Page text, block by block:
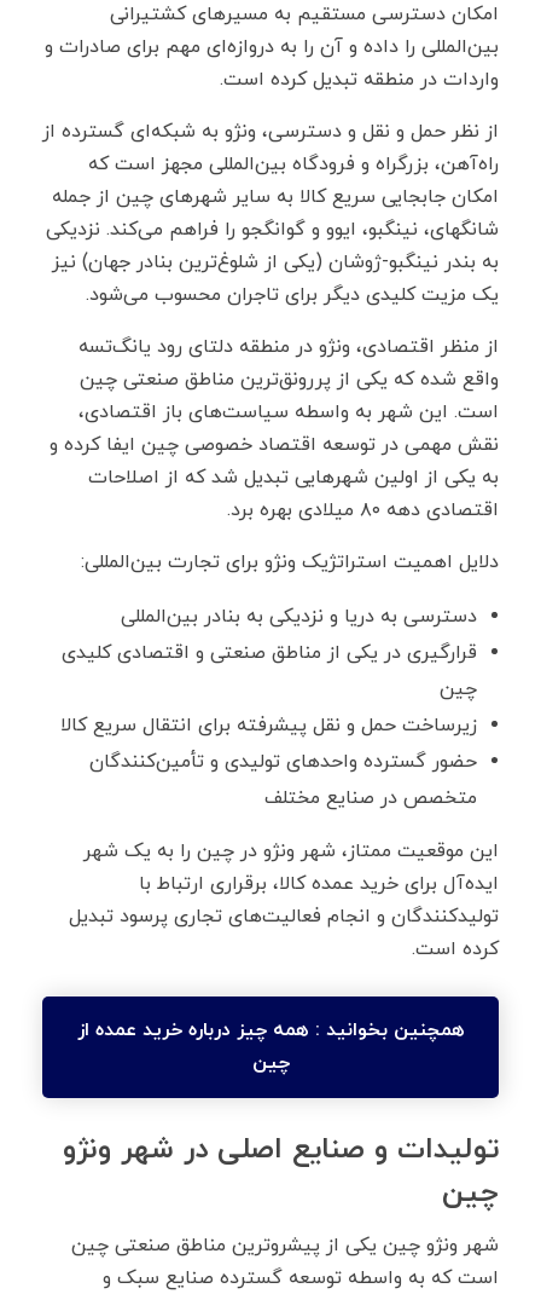
امکان دسترسی مستقیم به مسیرهای کشتیرانی
بین‌المللی را داده و آن را به دروازه‌ای مهم برای صادرات و
واردات در منطقه تبدیل کرده است.
از نظر حمل ‌و نقل و دسترسی، ونژو به شبکه‌ای گسترده از
راه‌آهن، بزرگراه و فرودگاه بین‌المللی مجهز است که
امکان جابجایی سریع کالا به سایر شهرهای چین از جمله
شانگهای، نینگبو، ایوو و گوانگجو را فراهم می‌کند. نزدیکی
به بندر نینگبو-ژوشان (یکی از شلوغ‌ترین بنادر جهان) نیز
یک مزیت کلیدی دیگر برای تاجران محسوب می‌شود.
از منظر اقتصادی، ونژو در منطقه دلتای رود یانگ‌تسه
واقع شده که یکی از پررونق‌ترین مناطق صنعتی چین
است. این شهر به ‌واسطه سیاست‌های باز اقتصادی،
نقش مهمی در توسعه اقتصاد خصوصی چین ایفا کرده و
به یکی از اولین شهرهایی تبدیل شد که از اصلاحات
اقتصادی دهه ۸۰ میلادی بهره برد.
دلایل اهمیت استراتژیک ونژو برای تجارت بین‌المللی:
دسترسی به دریا و نزدیکی به بنادر بین‌المللی
قرارگیری در یکی از مناطق صنعتی و اقتصادی کلیدی
چین
زیرساخت حمل ‌و نقل پیشرفته برای انتقال سریع کالا
حضور گسترده واحدهای تولیدی و تأمین‌کنندگان
متخصص در صنایع مختلف
این موقعیت ممتاز، شهر ونژو در چین را به یک شهر
ایده‌آل برای خرید عمده کالا، برقراری ارتباط با
تولیدکنندگان و انجام فعالیت‌های تجاری پرسود تبدیل
کرده است.
همچنین بخوانید : همه چیز درباره خرید عمده از
چین
تولیدات و صنایع اصلی در شهر ونژو
چین
شهر ونژو چین یکی از پیشروترین مناطق صنعتی چین
است که به ‌واسطه توسعه گسترده صنایع سبک و